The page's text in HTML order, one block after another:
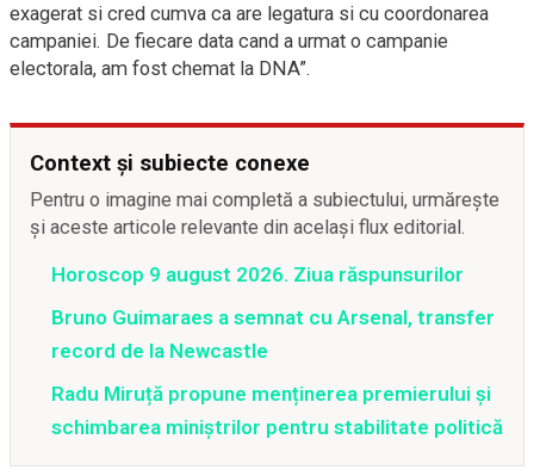
exagerat si cred cumva ca are legatura si cu coordonarea
campaniei. De fiecare data cand a urmat o campanie
electorala, am fost chemat la DNA”.
Context și subiecte conexe
Pentru o imagine mai completă a subiectului, urmărește
și aceste articole relevante din același flux editorial.
Horoscop 9 august 2026. Ziua răspunsurilor
Bruno Guimaraes a semnat cu Arsenal, transfer
record de la Newcastle
Radu Miruță propune menținerea premierului și
schimbarea miniștrilor pentru stabilitate politică